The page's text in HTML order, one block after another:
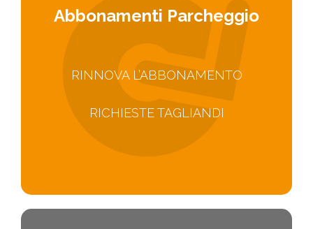
Abbonamenti Parcheggio
RINNOVA L’ABBONAMENTO
RICHIESTE TAGLIANDI